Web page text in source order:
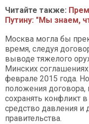
Читайте также:
Путину: "Мы знаем,
Москва могла бы
время, следуя
выводе тяжелого
Минских
феврале 2015 года.
положения договора,
сохранять конфликт
средство давления и
правительства.